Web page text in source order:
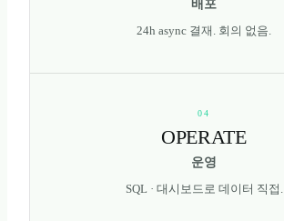
배포
24h async 결재. 회의 없음.
04
OPERATE
운영
SQL · 대시보드로 데이터 직접.